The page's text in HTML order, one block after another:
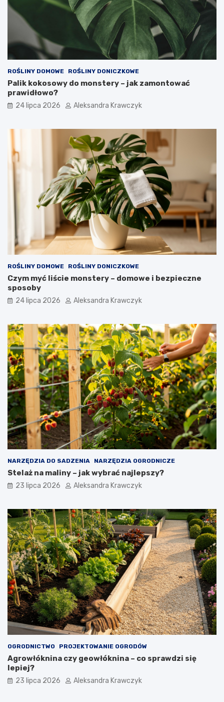
ROŚLINY DOMOWE ROŚLINY DONICZKOWE
Palik kokosowy do monstery – jak zamontować
prawidłowo?
24 lipca 2026 Aleksandra Krawczyk
ROŚLINY DOMOWE ROŚLINY DONICZKOWE
Czym myć liście monstery – domowe i bezpieczne
sposoby
24 lipca 2026 Aleksandra Krawczyk
NARZĘDZIA DO SADZENIA NARZĘDZIA OGRODNICZE
Stelaż na maliny – jak wybrać najlepszy?
23 lipca 2026 Aleksandra Krawczyk
OGRODNICTWO PROJEKTOWANIE OGRODÓW
Agrowłóknina czy geowłóknina – co sprawdzi się
lepiej?
23 lipca 2026 Aleksandra Krawczyk